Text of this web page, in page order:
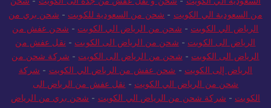
السعودية الي الكويت- شحن و نقل عفش من جدة الى الكويت-شحن
من السعودية الي الكويت-شحن من السعودية للكويت-شحن بري من
الرياض الي الكويت-شحن من الرياض الي الكويت-شحن عفش من
الرياض الى الكويت-شحن من الرياض الى الكويت-نقل عفش من
الرياض الى الكويت-شحن من الرياض الى الكويت-شركة شحن من
الرياض إلى الكويت -شحن عفش من الرياض الي الكويت-شركة
شحن من الرياض الي الكويت -نقل عفش من الرياض الى
الكويت-شركة شحن من الرياض الي الكويت-شحن بري من الرياض